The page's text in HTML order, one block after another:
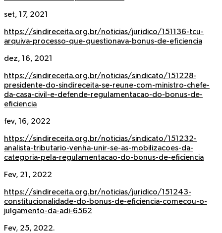
set, 17, 2021
https://sindireceita.org.br/noticias/juridico/151136-tcu-
arquiva-processo-que-questionava-bonus-de-eficiencia
dez, 16, 2021
https://sindireceita.org.br/noticias/sindicato/151228-
presidente-do-sindireceita-se-reune-com-ministro-chefe-
da-casa-civil-e-defende-regulamentacao-do-bonus-de-
eficiencia
fev, 16, 2022
https://sindireceita.org.br/noticias/sindicato/151232-
analista-tributario-venha-unir-se-as-mobilizacoes-da-
categoria-pela-regulamentacao-do-bonus-de-eficiencia
Fev, 21, 2022
https://sindireceita.org.br/noticias/juridico/151243-
constitucionalidade-do-bonus-de-eficiencia-comecou-o-
julgamento-da-adi-6562
Fev, 25, 2022.